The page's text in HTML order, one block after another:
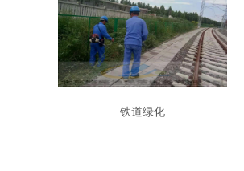
铁道绿化